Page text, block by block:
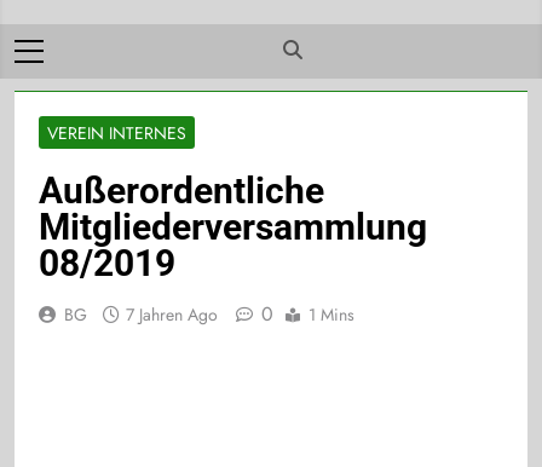
am Hagen
Ahrensburg
VEREIN INTERNES
Außerordentliche
Mitgliederversammlung
08/2019
BG 7 Jahren Ago 0 1 Mins